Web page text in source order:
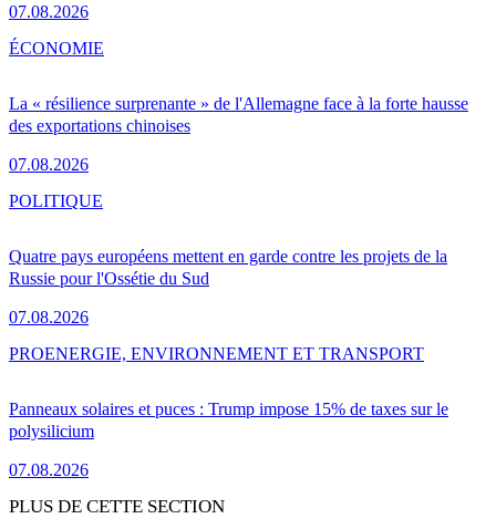
07.08.2026
La « résilience surprenante » de l'Allemagne face à la forte hausse
des exportations chinoises
07.08.2026
ÉCONOMIE
Quatre pays européens mettent en garde contre les projets de la
Russie pour l'Ossétie du Sud
07.08.2026
POLITIQUE
Panneaux solaires et puces : Trump impose 15% de taxes sur le
polysilicium
07.08.2026
PROENERGIE, ENVIRONNEMENT ET TRANSPORT
PLUS DE CETTE SECTION